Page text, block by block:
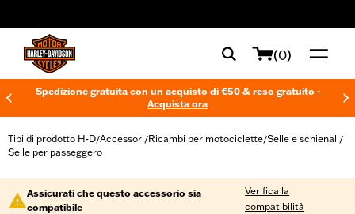
(0)
Spedizione gratuita con un acquisto di €50 & reso gratuito -
Acquista ora
Tipi di prodotto H-D/Accessori/Ricambi per motociclette/Selle e schienali/
Selle per passeggero
Assicurati che questo accessorio sia
compatibile
Verifica la
compatibilità